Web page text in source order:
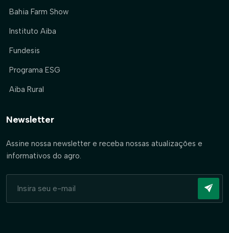
Bahia Farm Show
Instituto Aiba
Fundesis
Programa ESG
Aiba Rural
Newsletter
Assine nossa newsletter e receba nossas atualizações e
informativos do agro.